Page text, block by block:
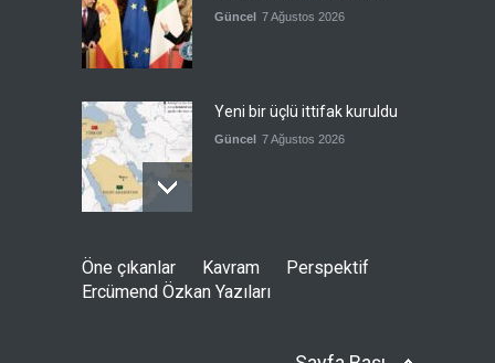
Güncel 7 Ağustos 2026
Yeni bir üçlü ittifak kuruldu
Güncel 7 Ağustos 2026
Fransa'nın sosyal medyaya
yasak talebine ABD'den sert
cevap
Öne çıkanlar Kavram
Perspektif
Ercümend Özkan Yazıları